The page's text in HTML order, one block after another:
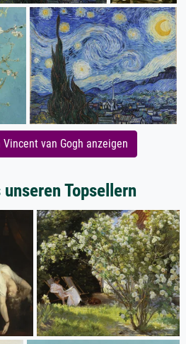
Vincent van Gogh anzeigen
Topsellern